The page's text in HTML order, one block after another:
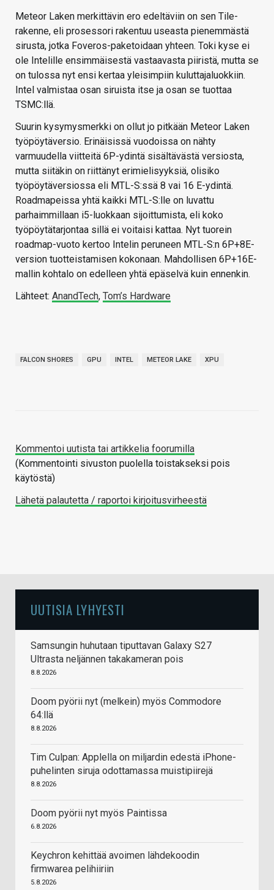
Meteor Laken merkittävin ero edeltäviin on sen Tile-
rakenne, eli prosessori rakentuu useasta pienemmästä
sirusta, jotka Foveros-paketoidaan yhteen. Toki kyse ei
ole Intelille ensimmäisestä vastaavasta piiristä, mutta se
on tulossa nyt ensi kertaa yleisimpiin kuluttajaluokkiin.
Intel valmistaa osan siruista itse ja osan se tuottaa
TSMC:llä.
Suurin kysymysmerkki on ollut jo pitkään Meteor Laken
työpöytäversio. Erinäisissä vuodoissa on nähty
varmuudella viitteitä 6P-ydintä sisältävästä versiosta,
mutta siitäkin on riittänyt erimielisyyksiä, olisiko
työpöytäversiossa eli MTL-S:ssä 8 vai 16 E-ydintä.
Roadmapeissa yhtä kaikki MTL-S:lle on luvattu
parhaimmillaan i5-luokkaan sijoittumista, eli koko
työpöytätarjontaa sillä ei voitaisi kattaa. Nyt tuorein
roadmap-vuoto kertoo Intelin peruneen MTL-S:n 6P+8E-
version tuotteistamisen kokonaan. Mahdollisen 6P+16E-
mallin kohtalo on edelleen yhtä epäselvä kuin ennenkin.
Lähteet: AnandTech, Tom’s Hardware
FALCON SHORES GPU INTEL METEOR LAKE XPU
Kommentoi uutista tai artikkelia foorumilla
(Kommentointi sivuston puolella toistakseksi pois
käytöstä)
Lähetä palautetta / raportoi kirjoitusvirheestä
UUTISIA LYHYESTI
Samsungin huhutaan tiputtavan Galaxy S27
Ultrasta neljännen takakameran pois
8.8.2026
Doom pyörii nyt (melkein) myös Commodore
64:llä
8.8.2026
Tim Culpan: Applella on miljardin edestä iPhone-
puhelinten siruja odottamassa muistipiirejä
8.8.2026
Doom pyörii nyt myös Paintissa
6.8.2026
Keychron kehittää avoimen lähdekoodin
firmwarea pelihiiriin
5.8.2026